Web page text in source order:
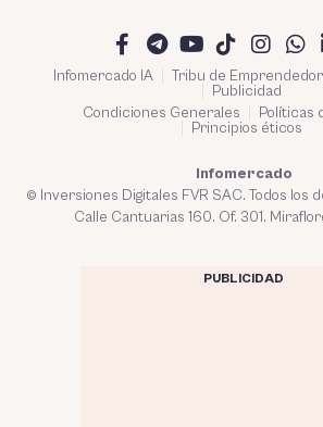
Infomercado IA Tribu de
Publicidad
Condiciones Generales
Políticas
Principios éticos
Infomercado
© Inversiones Digitales FVR SAC. Todos los
Calle Cantuarias 160. Of. 301.
PUBLICIDAD